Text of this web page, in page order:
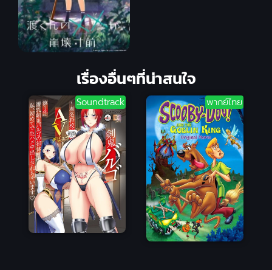
เรื่องอื่นๆที่น่าสนใจ
Soundtrack พากย์ไทย